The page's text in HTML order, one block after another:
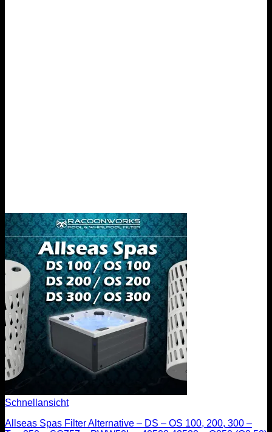
Schnellansicht
Allseas Spas Filter Alternative – DS – OS 100, 200, 300 –